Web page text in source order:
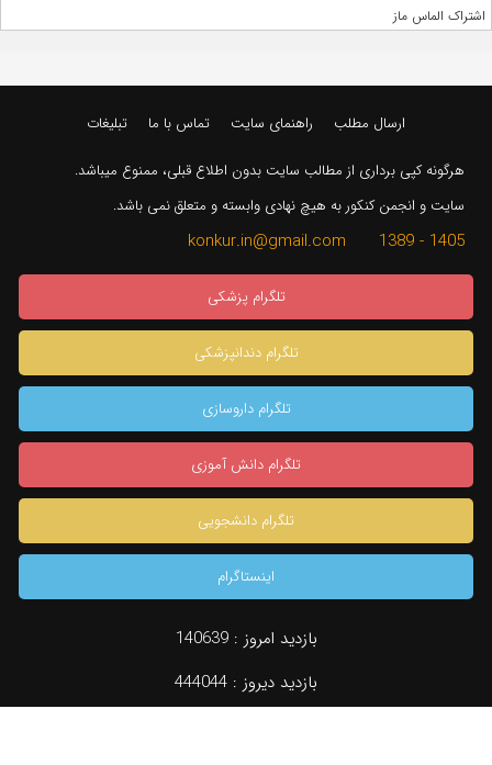
نظرات (0)
اشتراک الماس ماز
ارسال مطلب راهنمای سایت تماس با ما تبلیغات
هرگونه کپی برداری از مطالب سایت بدون اطلاع قبلی، ممنوع میباشد.
سایت و انجمن کنکور به هیچ نهادی وابسته و متعلق نمی باشد.
1405 - 1389 konkur.in@gmail.com
تلگرام پزشکی
تلگرام دندانپزشکی
تلگرام داروسازی
تلگرام دانش آموزی
تلگرام دانشجویی
اینستاگرام
بازدید امروز :140639
بازدید دیروز : 444044